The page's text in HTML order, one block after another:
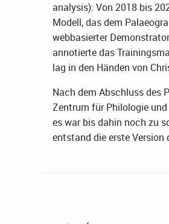
analysis): Von 2018 bis
Modell, das dem
webbasierter
annotierte das
lag in den Händen von
Nach dem Abschluss des
Zentrum für Philologie
es war bis dahin noch zu
entstand die erste Version